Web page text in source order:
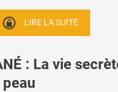
LIRE LA SUITE
: La vie